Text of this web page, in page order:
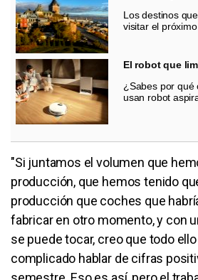
Los destinos
visitar el
El robot que
¿Sabes por qué
usan robot
"Si juntamos el volumen que
producción, que hemos tenido
producción que coches que
fabricar en otro momento, y con
se puede tocar, creo que todo
complicado hablar de cifras